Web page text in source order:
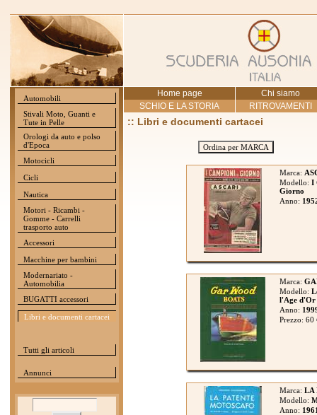
Automobili
Stivali Moto, Guanti e
Tute in Pelle
Orologi da auto e polso
d'Epoca
Motocicli
Cicli
Nautica
Motori - Ricambi -
Gomme - Carrelli
trasporto auto
Accessori
Macchine per bambini
Modernariato -
Automobilia
BUGATTI accessori
Libri e documenti cartacei
Tutti gli articoli
Annunci
Home page
Chi siamo
SCHIO E LA STORIA
RITROVAMENTI
:: Libri e documenti cartacei
Ordina per MARCA
Marca:
Modello: I
Giorno
Anno:
Marca:
Modello:
l'Age d'Or
Anno:
Prezzo: 60
Marca: LA
Modello:
Anno: